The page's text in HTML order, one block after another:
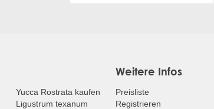
Yucca Rostrata kaufen
Ligustrum texanum
Weitere Infos
Preisliste
Registrieren